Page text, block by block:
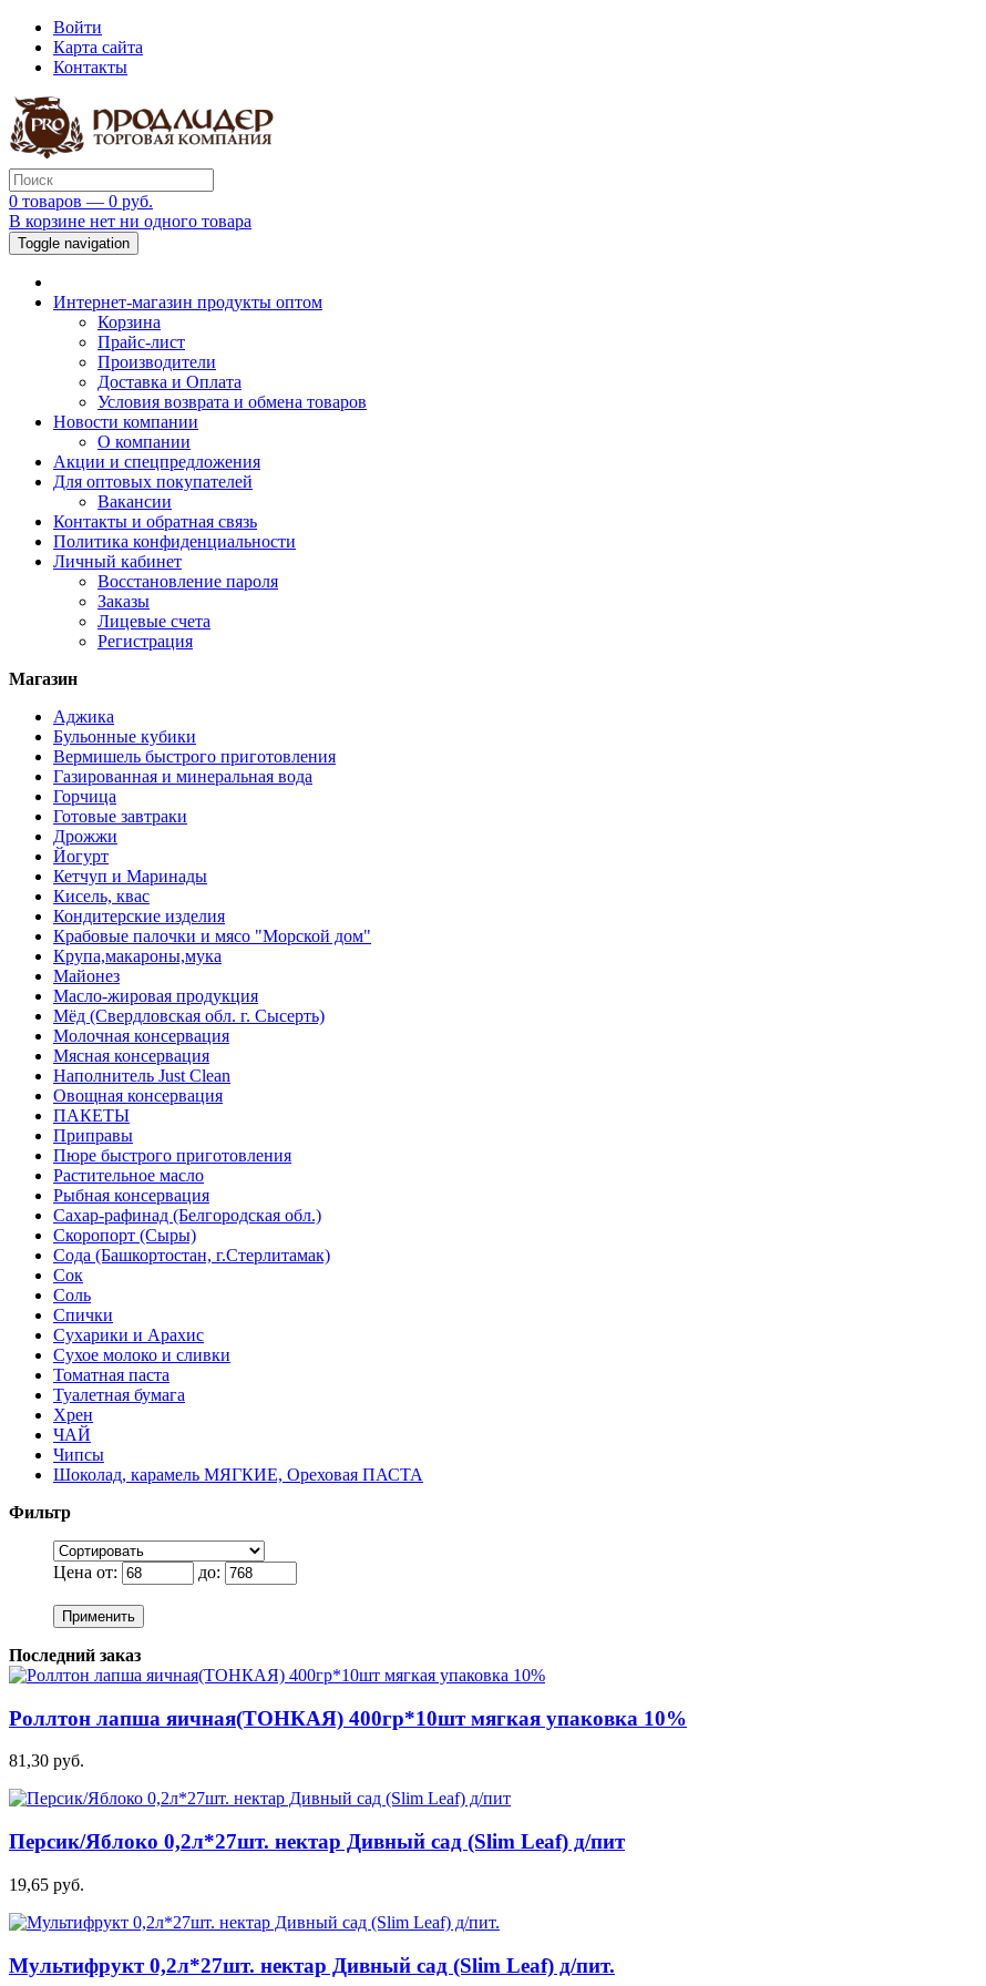
Войти
Карта сайта
Контакты
0 товаров — 0 руб.
В корзине нет ни одного товара
Toggle navigation
Интернет-магазин продукты оптом
Корзина
Прайс-лист
Производители
Доставка и Оплата
Условия возврата и обмена товаров
Новости компании
О компании
Акции и спецпредложения
Для оптовых покупателей
Вакансии
Контакты и обратная связь
Политика конфиденциальности
Личный кабинет
Восстановление пароля
Заказы
Лицевые счета
Регистрация
Магазин
Аджика
Бульонные кубики
Вермишель быстрого приготовления
Газированная и минеральная вода
Горчица
Готовые завтраки
Дрожжи
Йогурт
Кетчуп и Маринады
Кисель, квас
Кондитерские изделия
Крабовые палочки и мясо "Морской дом"
Крупа,макароны,мука
Майонез
Масло-жировая продукция
Мёд (Свердловская обл. г. Сысерть)
Молочная консервация
Мясная консервация
Наполнитель Just Clean
Овощная консервация
ПАКЕТЫ
Приправы
Пюре быстрого приготовления
Растительное масло
Рыбная консервация
Сахар-рафинад (Белгородская обл.)
Скоропорт (Сыры)
Сода (Башкортостан, г.Стерлитамак)
Сок
Соль
Спички
Сухарики и Арахис
Сухое молоко и сливки
Томатная паста
Туалетная бумага
Хрен
ЧАЙ
Чипсы
Шоколад, карамель МЯГКИЕ, Ореховая ПАСТА
Фильтр
Цена от: до:
Применить
Последний заказ
Роллтон лапша яичная(ТОНКАЯ) 400гр*10шт мягкая упаковка 10%
81,30 руб.
Персик/Яблоко 0,2л*27шт. нектар Дивный сад (Slim Leaf) д/пит
19,65 руб.
Мультифрукт 0,2л*27шт. нектар Дивный сад (Slim Leaf) д/пит.